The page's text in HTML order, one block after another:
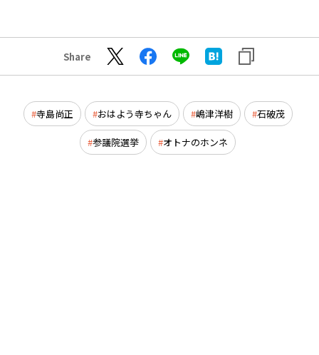
Share
寺島尚正 おはよう寺ちゃん 嶋津洋樹 石破茂
参議院選挙 オトナのホンネ